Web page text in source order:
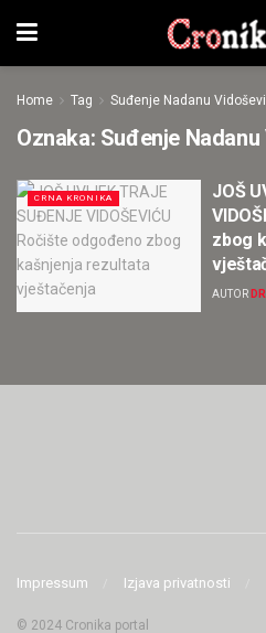
Home Tag Suđenje Nadanu
Oznaka: Suđenje
CRNA KRONIKA
JOŠ
zbog
AUTOR
Impressum Izjava privatnosti
© 2024 Cronika portal